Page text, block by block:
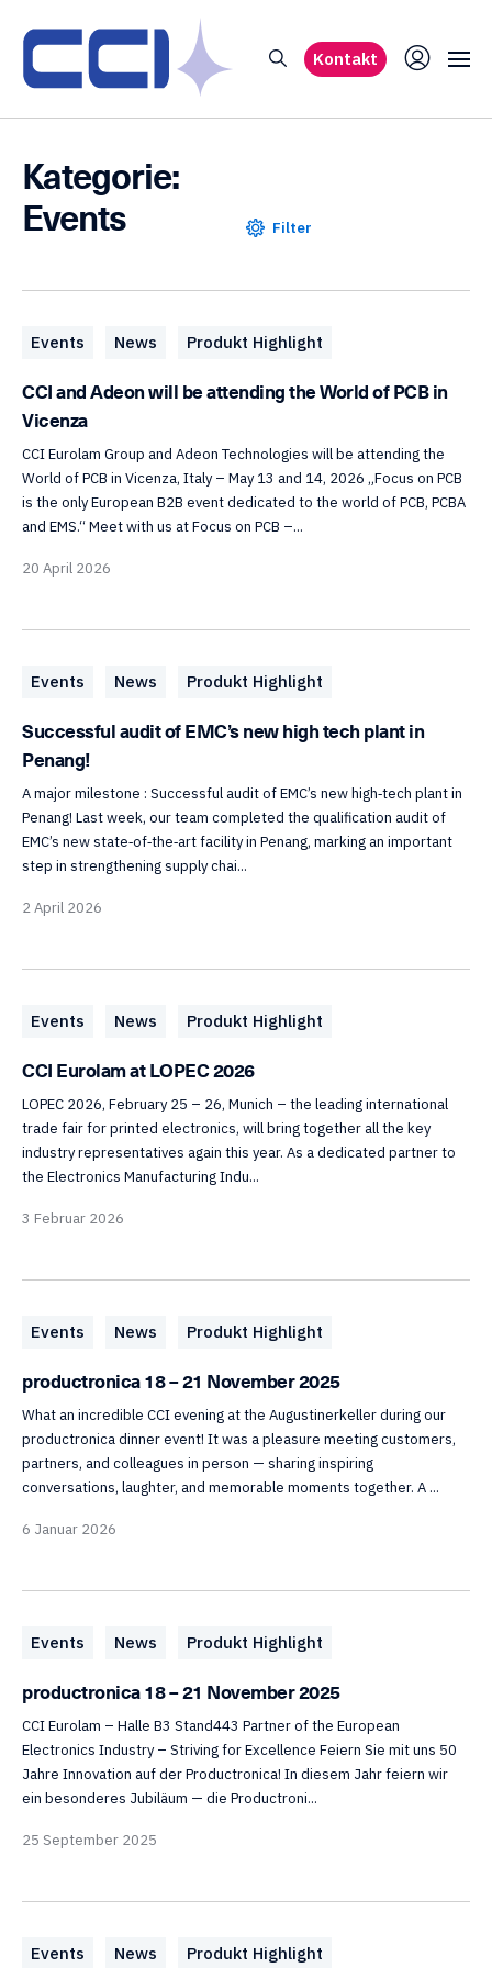
Kontakt
Kategorie:
Events Filter
Events News Produkt Highlight
CCI and Adeon will be attending the World of PCB in
Vicenza
CCI Eurolam Group and Adeon Technologies will be attending the
World of PCB in Vicenza, Italy – May 13 and 14, 2026 „Focus on PCB
is the only European B2B event dedicated to the world of PCB, PCBA
and EMS.“ Meet with us at Focus on PCB –...
20 April 2026
Events News Produkt Highlight
Successful audit of EMC’s new high tech plant in
Penang!
A major milestone : Successful audit of EMC’s new high‑tech plant in
Penang! Last week, our team completed the qualification audit of
EMC’s new state‑of‑the‑art facility in Penang, marking an important
step in strengthening supply chai...
2 April 2026
Events News Produkt Highlight
CCI Eurolam at LOPEC 2026
LOPEC 2026, February 25 – 26, Munich – the leading international
trade fair for printed electronics, will bring together all the key
industry representatives again this year. As a dedicated partner to
the Electronics Manufacturing Indu...
3 Februar 2026
Events News Produkt Highlight
productronica 18 – 21 November 2025
What an incredible CCI evening at the Augustinerkeller during our
productronica dinner event! It was a pleasure meeting customers,
partners, and colleagues in person — sharing inspiring
conversations, laughter, and memorable moments together. A ...
6 Januar 2026
Events News Produkt Highlight
productronica 18 – 21 November 2025
CCI Eurolam – Halle B3 Stand443 Partner of the European
Electronics Industry – Striving for Excellence Feiern Sie mit uns 50
Jahre Innovation auf der Productronica! In diesem Jahr feiern wir
ein besonderes Jubiläum — die Productroni...
25 September 2025
Events News Produkt Highlight